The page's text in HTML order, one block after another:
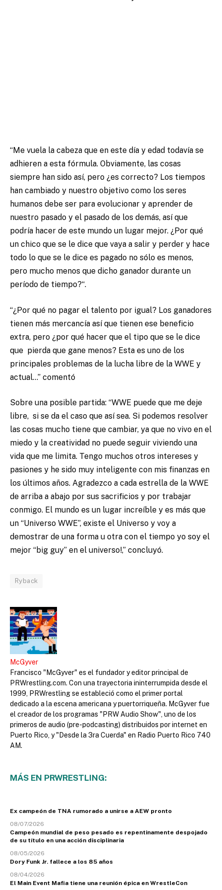
“Me vuela la cabeza que en este día y edad todavía se
adhieren a esta fórmula. Obviamente, las cosas
siempre han sido así, pero ¿es correcto? Los tiempos
han cambiado y nuestro objetivo como los seres
humanos debe ser para evolucionar y aprender de
nuestro pasado y el pasado de los demás, así que
podría hacer de este mundo un lugar mejor. ¿Por qué
un chico que se le dice que vaya a salir y perder y hace
todo lo que se le dice es pagado no sólo es menos,
pero mucho menos que dicho ganador durante un
período de tiempo?“.
“¿Por qué no pagar el talento por igual? Los ganadores
tienen más mercancía así que tienen ese beneficio
extra, pero ¿por qué hacer que el tipo que se le dice
que pierda que gane menos? Esta es uno de los
principales problemas de la lucha libre de la WWE y
actual…” comentó
Sobre una posible partida: “WWE puede que me deje
libre, si se da el caso que así sea. Si podemos resolver
las cosas mucho tiene que cambiar, ya que no vivo en el
miedo y la creatividad no puede seguir viviendo una
vida que me limita. Tengo muchos otros intereses y
pasiones y he sido muy inteligente con mis finanzas en
los últimos años. Agradezco a cada estrella de la WWE
de arriba a abajo por sus sacrificios y por trabajar
conmigo. El mundo es un lugar increíble y es más que
un “Universo WWE”, existe el Universo y voy a
demostrar de una forma u otra con el tiempo yo soy el
mejor “big guy” en el universo!,” concluyó.
Ryback
McGyver
Francisco "McGyver" es el fundador y editor principal de
PRWrestling.com. Con una trayectoria ininterrumpida desde el
1999, PRWrestling se estableció como el primer portal
dedicado a la escena americana y puertorriqueña. McGyver fue
el creador de los programas "PRW Audio Show", uno de los
primeros de audio (pre-podcasting) distribuidos por internet en
Puerto Rico, y "Desde la 3ra Cuerda" en Radio Puerto Rico 740
AM.
MÁS EN PRWRESTLING:
Ex campeón de TNA rumorado a unirse a AEW pronto
08/07/2026
Campeón mundial de peso pesado es repentinamente despojado
de su título en una acción disciplinaria
08/05/2026
Dory Funk Jr. fallece a los 85 años
08/04/2026
El Main Event Mafia tiene una reunión épica en WrestleCon